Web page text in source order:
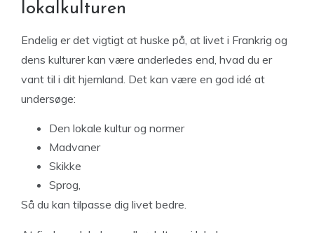
lokalkulturen
Endelig er det vigtigt at huske på, at livet i Frankrig og
dens kulturer kan være anderledes end, hvad du er
vant til i dit hjemland. Det kan være en god idé at
undersøge:
Den lokale kultur og normer
Madvaner
Skikke
Sprog,
Så du kan tilpasse dig livet bedre.